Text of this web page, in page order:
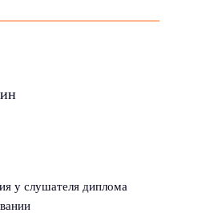
у слушателя диплома